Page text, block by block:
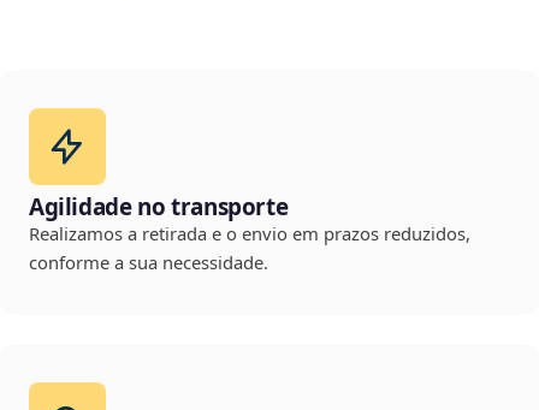
Agilidade no transporte
Realizamos a retirada e o envio em prazos reduzidos,
conforme a sua necessidade.